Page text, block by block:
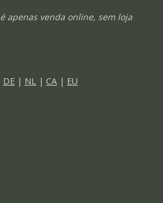
apenas venda online, sem loja
DE| NL| CA| EU